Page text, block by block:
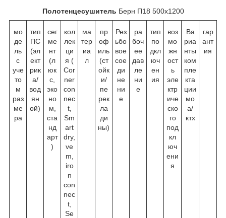
Полотенцесушитель Берн П18 500х1200
мо
де
ль
с
уче
то
м
раз
ме
ра
тип
ПС
(эл
ект
рик
а/
вод
ян
ой)
сег
ме
нт
(л
юк
с,
эко
но
м,
ста
нд
арт
)
кол
лек
ци
я (
Cor
ner
con
nec
t,
Sm
art
dry,
ve
m,
iro
n
con
nec
t,
Se
ма
тер
иа
л
пр
оф
иль
(ст
ойк
и/
пе
рек
ла
ди
ны)
Рез
ьбо
вое
сое
ди
не
ни
е
ра
боч
ее
дав
ле
ни
е
тип
по
дкл
юч
ен
ия
воз
мо
жн
ост
ь
эле
ктр
иче
ско
го
под
кл
юч
ени
я
Ва
риа
нты
ком
пле
кта
ции
мо
а/
ктх
гар
ант
ия